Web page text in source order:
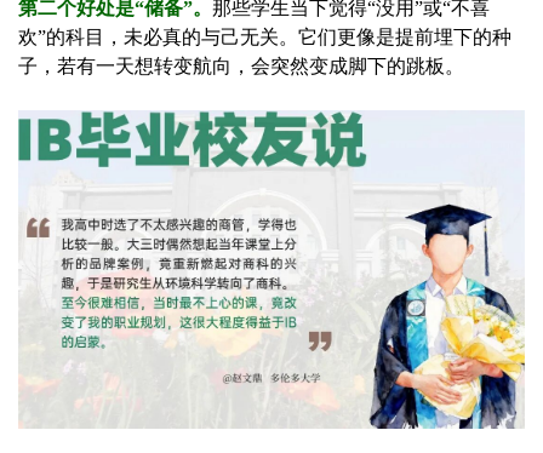
第二个好处是“储备”。 那些学生当下觉得“没用”或“不喜
欢”的科目，未必真的与己无关。它们更像是提前埋下的种
子，若有一天想转变航向，会突然变成脚下的跳板。